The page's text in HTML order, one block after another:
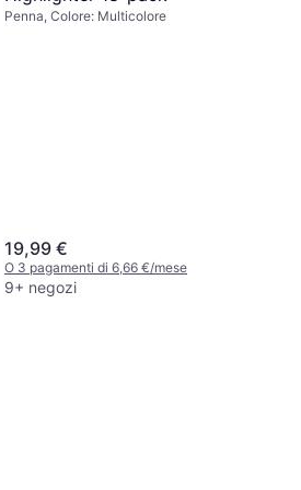
Penna, Colore: Multicolore
19,99 €
O 3 pagamenti di 6,66 €/mese
9+ negozi